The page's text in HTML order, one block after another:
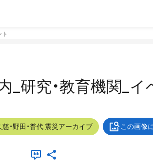
研究・教育機関_イ
慈・野田・普代 震災アーカイブ この画像